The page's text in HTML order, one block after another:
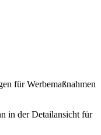
für Werbemaßnahmen
in der Detailansicht für